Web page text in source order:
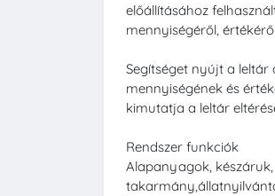
előállításához
mennyiségéről,
Segítséget nyújt a leltár
mennyiségének és
kimutatja a leltár
Rendszer funkciók
Alapanyagok,